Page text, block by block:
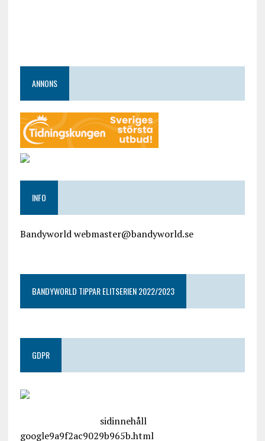
ANNONS
INFO
Bandyworld webmaster@bandyworld.se
BANDYWORLD TIPPAR ELITSERIEN 2022/2023
GDPR
sidinnehåll
google9a9f2ac9029b965b.html